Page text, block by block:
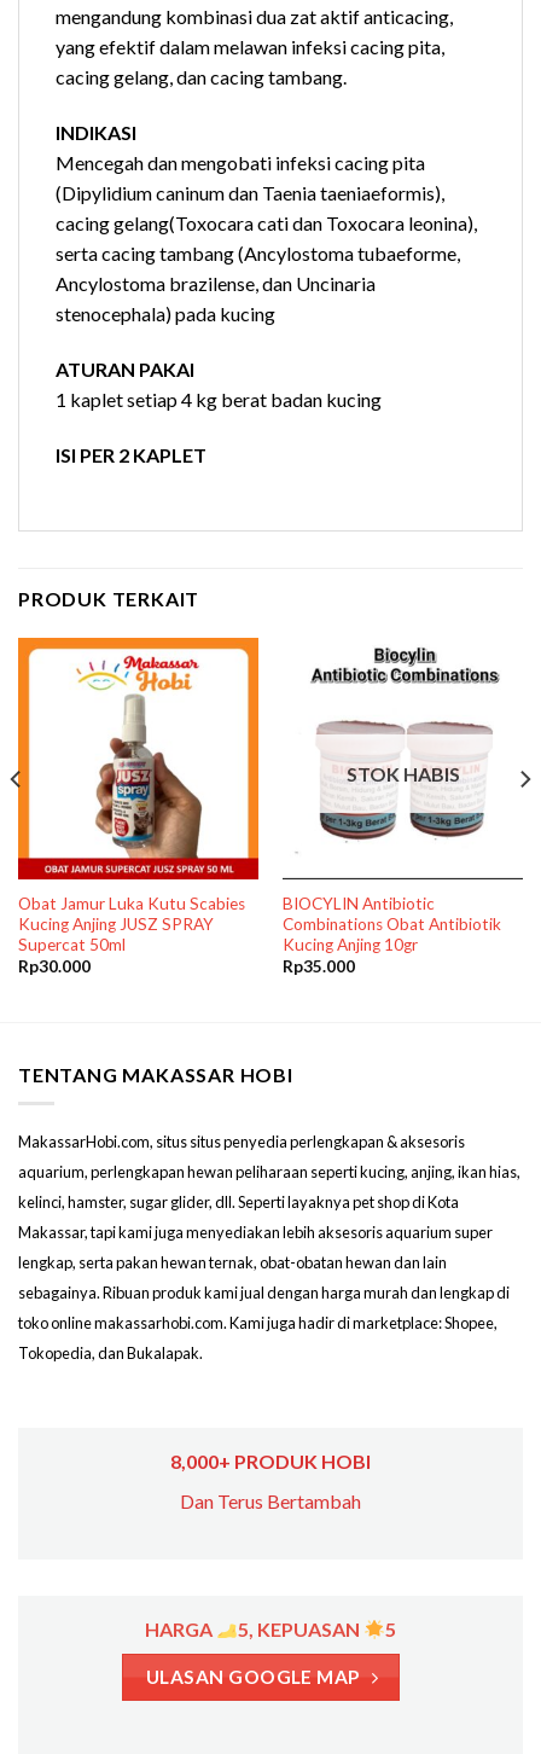
mengandung kombinasi dua zat aktif anticacing,
yang efektif dalam melawan infeksi cacing pita,
cacing gelang, dan cacing tambang.
INDIKASI
Mencegah dan mengobati infeksi cacing pita
(Dipylidium caninum dan Taenia taeniaeformis),
cacing gelang(Toxocara cati dan Toxocara leonina),
serta cacing tambang (Ancylostoma tubaeforme,
Ancylostoma brazilense, dan Uncinaria
stenocephala) pada kucing
ATURAN PAKAI
1 kaplet setiap 4 kg berat badan kucing
ISI PER 2 KAPLET
PRODUK TERKAIT
Obat Jamur Luka Kutu Scabies
Kucing Anjing JUSZ SPRAY
Supercat 50ml
Rp30.000
STOK HABIS
BIOCYLIN Antibiotic
Combinations Obat Antibiotik
Kucing Anjing 10gr
Rp35.000
TENTANG MAKASSAR HOBI
MakassarHobi.com, situs situs penyedia perlengkapan & aksesoris
aquarium, perlengkapan hewan peliharaan seperti kucing, anjing, ikan hias,
kelinci, hamster, sugar glider, dll. Seperti layaknya pet shop di Kota
Makassar, tapi kami juga menyediakan lebih aksesoris aquarium super
lengkap, serta pakan hewan ternak, obat-obatan hewan dan lain
sebagainya. Ribuan produk kami jual dengan harga murah dan lengkap di
toko online makassarhobi.com. Kami juga hadir di marketplace: Shopee,
Tokopedia, dan Bukalapak.
8,000+ PRODUK HOBI
Dan Terus Bertambah
HARGA 5, KEPUASAN 5
ULASAN GOOGLE MAP